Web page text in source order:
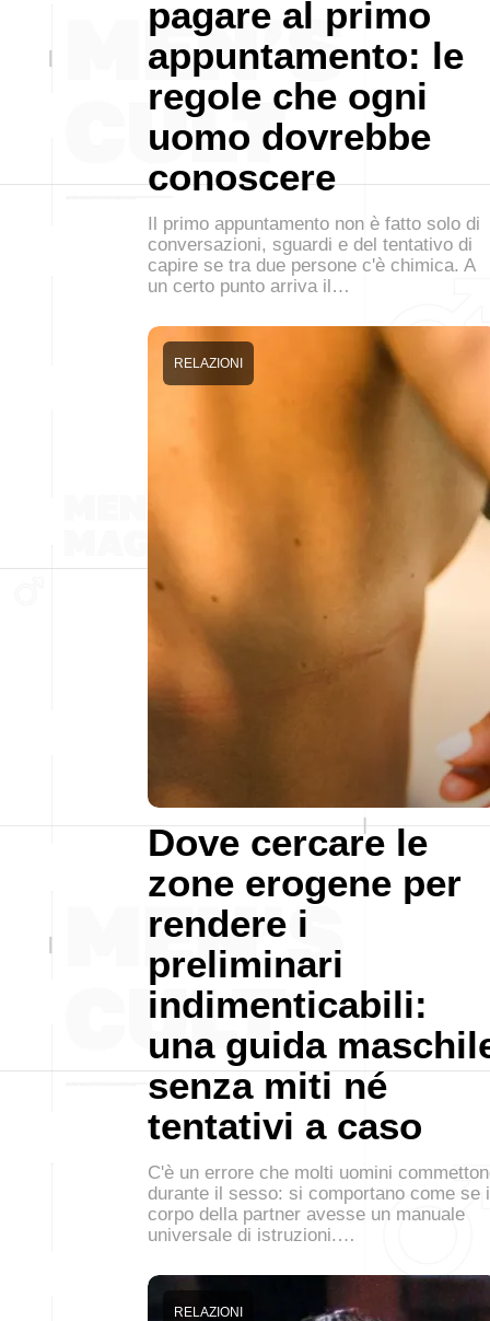
pagare al primo
appuntamento: le
regole che ogni
uomo dovrebbe
conoscere
Il primo appuntamento non è fatto solo di
conversazioni, sguardi e del tentativo di
capire se tra due persone c'è chimica. A
un certo punto arriva il…
Dove cercare le
zone erogene per
rendere i
preliminari
indimenticabili:
una guida
senza miti né
tentativi a caso
RELAZIONI
C'è un errore che molti uomini
durante il sesso: si comportano come se
corpo della partner avesse un manuale
universale di istruzioni.…
RELAZIONI